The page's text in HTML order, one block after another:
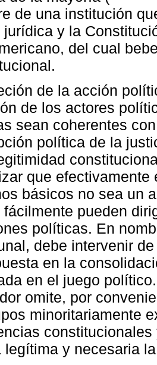
de una institución
jurídica y la
del cual
de la acción
de los actores
sean coherentes
política de la
que
básicos no sea un
fácilmente pueden
políticas. En
debe intervenir
en la
en el juego
omite, por
minoritariamente
legítima y necesaria